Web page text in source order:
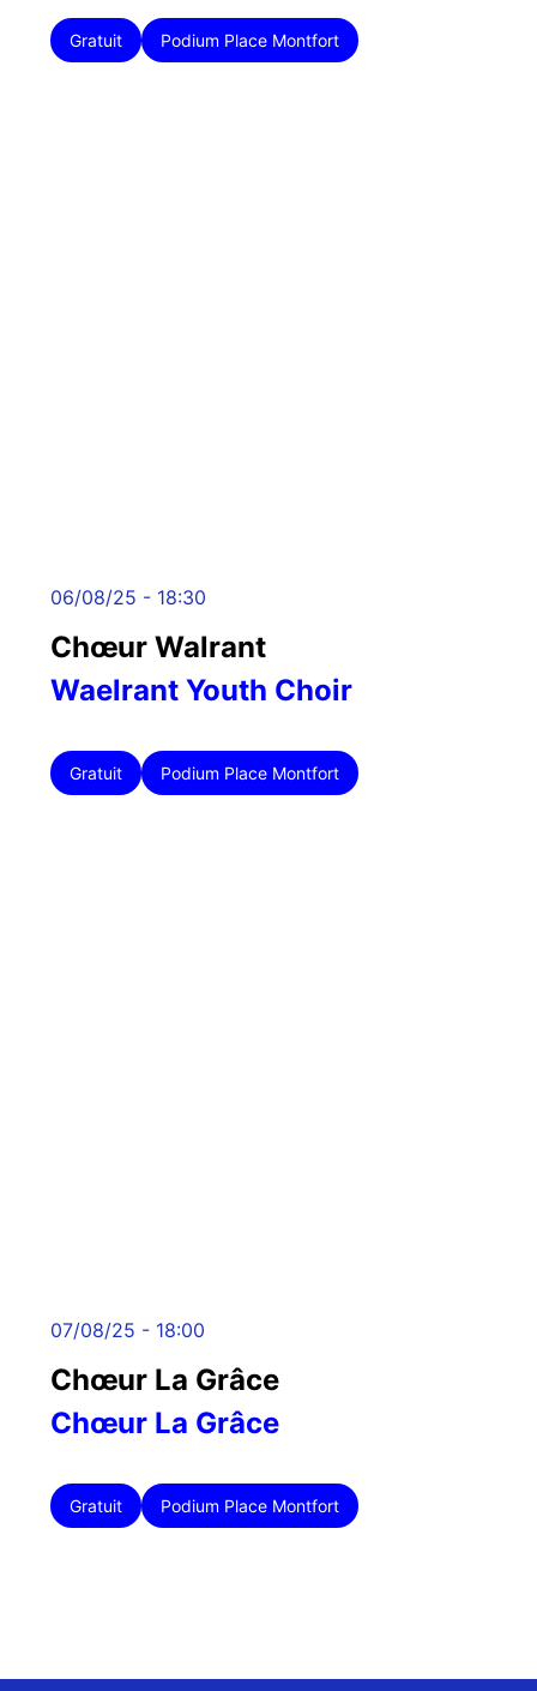
Gratuit Podium Place Montfort
06/08/25 - 18:30
Chœur Walrant
Waelrant Youth Choir
Gratuit Podium Place Montfort
07/08/25 - 18:00
Chœur La Grâce
Chœur La Grâce
Gratuit Podium Place Montfort